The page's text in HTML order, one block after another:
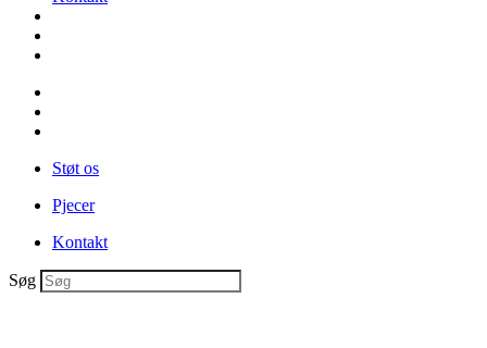
Støt os
Pjecer
Kontakt
Søg